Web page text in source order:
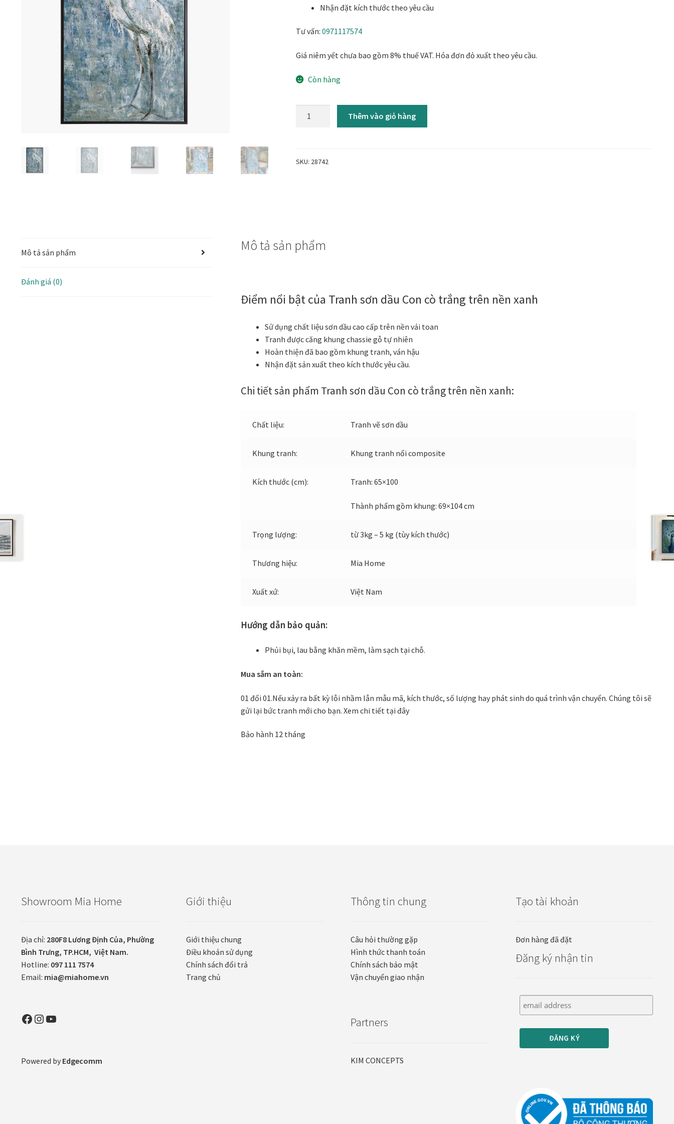
Tranh sơn mài phòng khách Tranh tặng đối tácTranh tặng khai trương Tranh tặng sếp cao cấpTranh tặng tân giaTranh theo phong cách thiết kế
Tranh treo phòng làm việc giám đốcTranh treo phòng ngủ Tranh treo phòng thờ Tranh treo tường
Xưởng tranh Mia Home
Nhận đặt kích thước theo yêu cầu
Tư vấn: 0971117574
Giá niêm yết chưa bao gồm 8% thuế VAT. Hóa đơn đỏ xuất theo yêu cầu.
Còn hàng
cò
lượng
Thêm vào giỏ hàng
SKU: 28742
Mô tả sản phẩm
Đánh giá (0)
Mô tả sản phẩm
Điểm nổi bật của Tranh sơn dầu Con cò trắng trên nền xanh
Sử dụng chất liệu sơn dầu cao cấp trên nền vải toan
Tranh được căng khung chassie gỗ tự nhiên
Hoàn thiện đã bao gồm khung tranh, ván hậu
Nhận đặt sản xuất theo kích thước yêu cầu.
Chi tiết sản phẩm Tranh sơn dầu Con cò trắng trên nền xanh:
Chất liệu: Tranh vẽ sơn dầu
Khung tranh: Khung tranh nổi composite
Kích thước (cm): Tranh: 65×100
Thành phẩm gồm khung: 69×104 cm
Trọng lượng: từ 3kg – 5 kg (tùy kích thước)
Thương hiệu: Mia Home
Xuất xứ: Việt Nam
Hướng dẫn bảo quản:
Phủi bụi, lau bằng khăn mềm, làm sạch tại chỗ.
Mua sắm an toàn:
01 đổi 01.Nếu xảy ra bất kỳ lỗi nhầm lẫn mẫu mã, kích thước, số lượng hay phát sinh do quá trình vận chuyển. Chúng tôi sẽ
gửi lại bức tranh mới cho bạn. Xem chi tiết tại đây
Bảo hành 12 tháng
Showroom Mia Home
Địa chỉ: 280F8 Lương Định Của, Phường
Bình Trưng, TP.HCM, Việt Nam.
Hotline: 097 111 7574
Email: mia@miahome.vn
Facebook
Instagram
YouTube
Powered by Edgecomm
Giới thiệu
Giới thiệu chung
Điều khoản sử dụng
Chính sách đổi trả
Trang chủ
Thông tin chung
Câu hỏi thường gặp
Hình thức thanh toán
Chính sách bảo mật
Vận chuyển giao nhận
Partners
KIM CONCEPTS
Tạo tài khoản
Đơn hàng đã đặt
Đăng ký nhận tin